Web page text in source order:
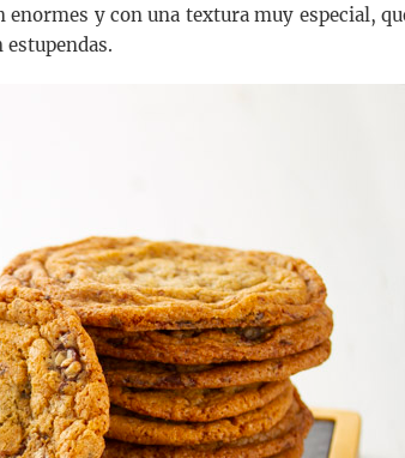
y con una textura muy especial,
estupendas.